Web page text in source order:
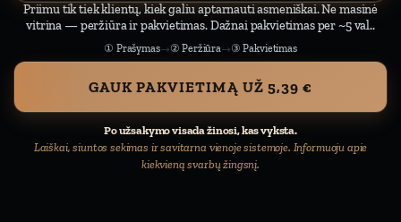
Priimu tik tiek klientų, kiek galiu aptarnauti asmeniškai. Ne masinė
vitrina — peržiūra ir pakvietimas. Dažnai pakvietimas per ~5 val..
GAUK PAKVIETIMĄ UŽ 5,39 €
① Prašymas→② Peržiūra→③ Pakvietimas
Po užsakymo visada žinosi, kas vyksta.
Laiškai, siuntos sekimas ir savitarna vienoje sistemoje. Informuoju apie
kiekvieną svarbų žingsnį.